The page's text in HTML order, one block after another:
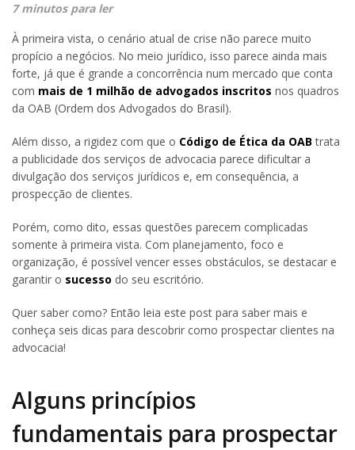
7 minutos para ler
À primeira vista, o cenário atual de crise não parece muito
propício a negócios. No meio jurídico, isso parece ainda mais
forte, já que é grande a concorrência num mercado que conta
com mais de 1 milhão de advogados inscritos nos quadros
da OAB (Ordem dos Advogados do Brasil).
Além disso, a rigidez com que o Código de Ética da OAB trata
a publicidade dos serviços de advocacia parece dificultar a
divulgação dos serviços jurídicos e, em consequência, a
prospecção de clientes.
Porém, como dito, essas questões parecem complicadas
somente à primeira vista. Com planejamento, foco e
organização, é possível vencer esses obstáculos, se destacar e
garantir o sucesso do seu escritório.
Quer saber como? Então leia este post para saber mais e
conheça seis dicas para descobrir como prospectar clientes na
advocacia!
Alguns princípios
fundamentais para prospectar